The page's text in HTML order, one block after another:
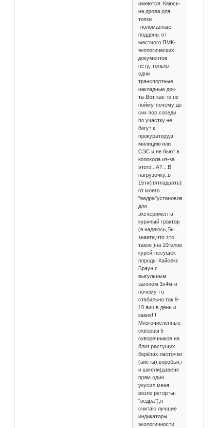
имеются..Каюсь-
на дрова для
топки
-поломанные
поддоны от
местного ПМК-
экологических
документов
нету,-только-
одни
транспортные
накладные док-
ты.Вот как-то не
пойму-почему до
сих пор соседи
по участку не
бегут к
прокуратору,в
милицию или
СЭС и не бьют в
колокола из-за
этого...А?....В
нагрузочку..в
15ти(пятнадцать)м!!!
от моего
"ведра"установлен
для
эксперимента
куриный трактор
(я надеюсь,Вы
знаете,что это
такое )на 10голов
курей-несушек
породы Хайсекс
Браун с
выгульным
загоном 3х4м-и
почему-то
стабильно так 9-
10 яиц в день и
каких!!!
Многочисленные
скворцы 5
скворечников на
близ растущих
берёзах,ласточки,буслы
и шмели(давече
прям один
укусил меня
возле реторты-
"ведра"),я
считаю лучшие
индикаторы
экологичности.